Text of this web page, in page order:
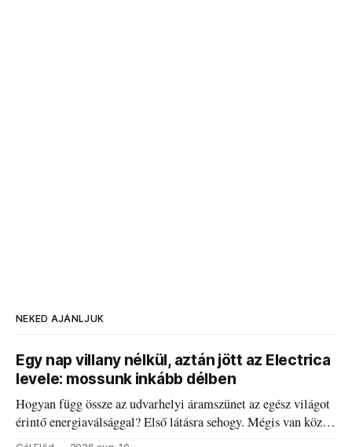
NEKED AJÁNLJUK
Egy nap villany nélkül, aztán jött az Electrica
levele: mossunk inkább délben
Hogyan függ össze az udvarhelyi áramszünet az egész világot
érintő energiaválsággal? Első látásra sehogy. Mégis van közük
egymáshoz.